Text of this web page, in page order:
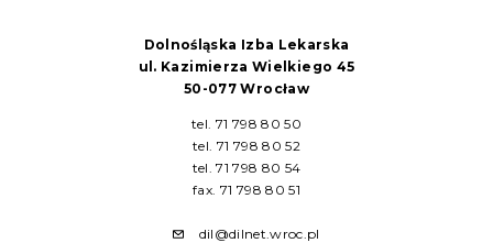
Dolnośląska Izba Lekarska
ul. Kazimierza Wielkiego 45
50-077 Wrocław
tel. 71 798 80 50
tel. 71 798 80 52
tel. 71 798 80 54
fax. 71 798 80 51
dil@dilnet.wroc.pl